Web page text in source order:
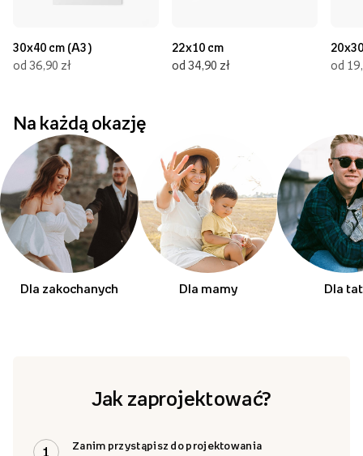
30x40 cm (A3)
od 36,90 zł
22x10 cm
od 34,90 zł
od
Na każdą okazję
Dla zakochanych Dla mamy Dla
Jak zaprojektować?
1
Zanim przystąpisz do projektowania